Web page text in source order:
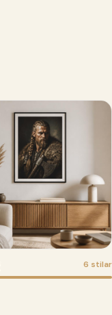
6 stilar